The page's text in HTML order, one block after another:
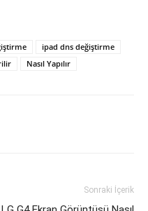
ipad dns değiştirme
Nasıl Yapılır
Sonraki İçerik